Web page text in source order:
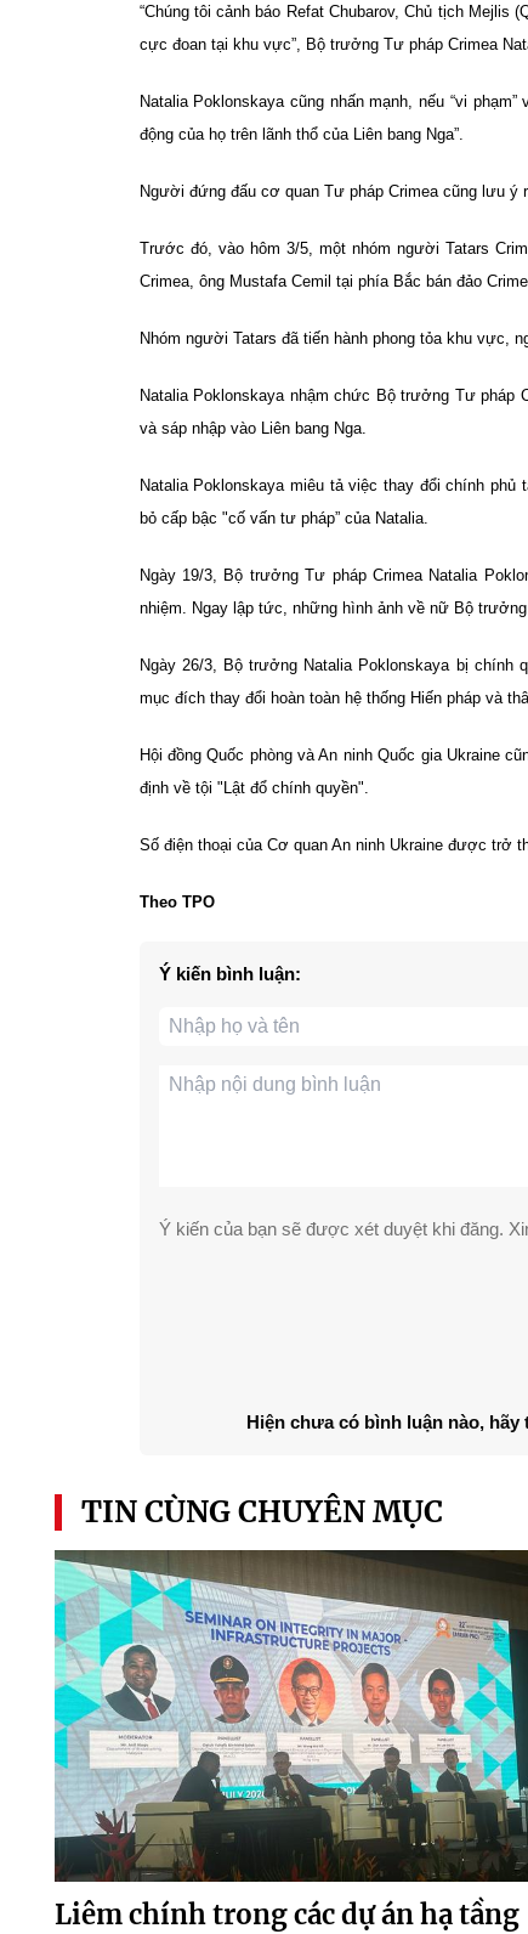
“Chúng tôi cảnh báo Refat Chubarov, Chủ tịch
cực đoan tại khu vực”, Bộ trưởng Tư pháp Crimea
Natalia Poklonskaya cũng nhấn mạnh, nếu “vi
động của họ trên lãnh thổ của Liên bang Nga”.
Người đứng đấu cơ quan Tư pháp Crimea cũng lưu
Trước đó, vào hôm 3/5, một nhóm người Tatars
Crimea, ông Mustafa Cemil tại phía Bắc bán đảo
Nhóm người Tatars đã tiến hành phong tỏa khu vực,
Natalia Poklonskaya nhậm chức Bộ trưởng Tư pháp
và sáp nhập vào Liên bang Nga.
Natalia Poklonskaya miêu tả việc thay đổi chính phủ
bỏ cấp bậc "cố vấn tư pháp” của Natalia.
Ngày 19/3, Bộ trưởng Tư pháp Crimea Natalia
nhiệm. Ngay lập tức, những hình ảnh về nữ Bộ
Ngày 26/3, Bộ trưởng Natalia Poklonskaya bị chính
mục đích thay đổi hoàn toàn hệ thống Hiến pháp và
Hội đồng Quốc phòng và An ninh Quốc gia Ukraine
định về tội "Lật đổ chính quyền".
Số điện thoại của Cơ quan An ninh Ukraine được trở
Theo TPO
Ý kiến bình luận:
Ý kiến của bạn sẽ được xét duyệt khi đăng.
Hiện chưa có bình luận nào,
TIN CÙNG CHUYÊN MỤC
Liêm chính trong các dự án hạ tầng